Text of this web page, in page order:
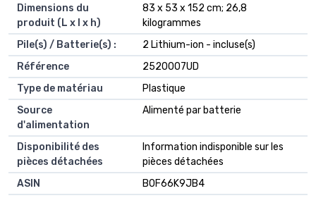
Dimensions du
produit (L x l x h)
‎83 x 53 x 152 cm; 26,8
kilogrammes
Pile(s) / Batterie(s) :
‎2 Lithium-ion - incluse(s)
Référence
‎2520007UD
Type de matériau
‎Plastique
Source
d'alimentation
‎Alimenté par batterie
Disponibilité des
pièces détachées
‎Information indisponible sur les
pièces détachées
ASIN
B0F66K9JB4